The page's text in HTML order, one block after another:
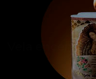
Vela encendida